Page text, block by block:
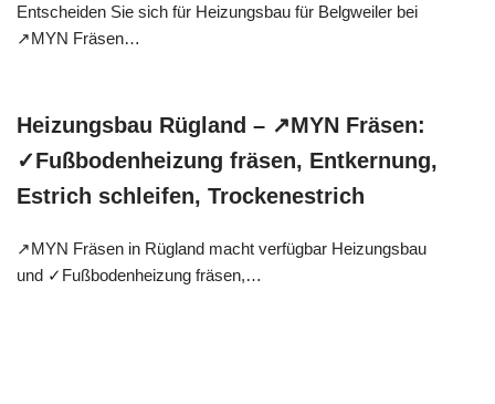
Entscheiden Sie sich für Heizungsbau für Belgweiler bei
↗️MYN Fräsen…
Heizungsbau Rügland – ↗️MYN Fräsen:
✓Fußbodenheizung fräsen, Entkernung,
Estrich schleifen, Trockenestrich
↗️MYN Fräsen in Rügland macht verfügbar Heizungsbau
und ✓Fußbodenheizung fräsen,…